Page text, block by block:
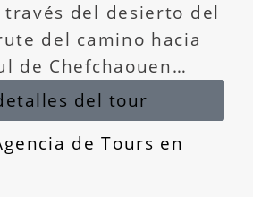
través del desierto del
del camino hacia
de Chefchaouen…
del tour
de Tours en